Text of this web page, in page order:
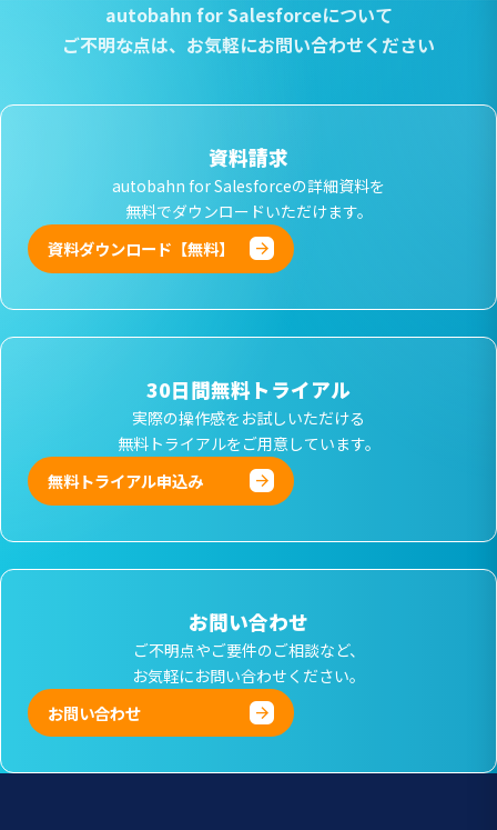
autobahn for Salesforceについて
ご不明な点は、 お気軽にお問い合わせください
資料請求
autobahn for Salesforceの詳細資料を
無料でダウンロードいただけます。
資料ダウンロード【無料】
30日間無料トライアル
実際の操作感をお試しいただける
無料トライアルをご用意しています。
無料トライアル申込み
お問い合わせ
ご不明点やご要件のご相談など、
お気軽にお問い合わせください。
お問い合わせ